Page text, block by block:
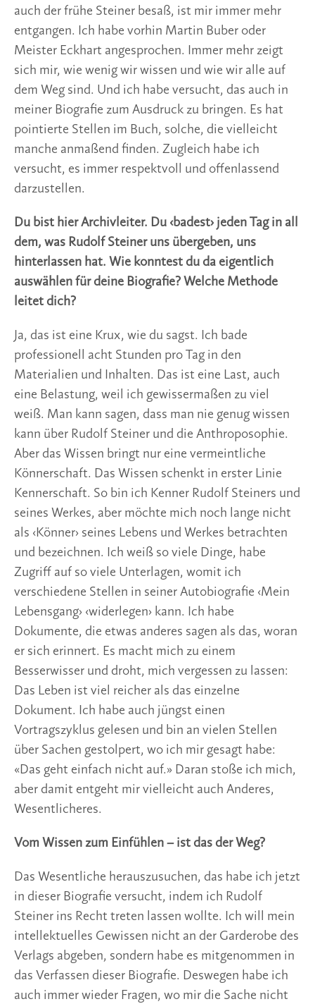
auch der frühe Steiner besaß, ist mir immer mehr
entgangen. Ich habe vorhin Martin Buber oder
Meister Eckhart angesprochen. Immer mehr zeigt
sich mir, wie wenig wir wissen und wie wir alle auf
dem Weg sind. Und ich habe versucht, das auch in
meiner Biografie zum Ausdruck zu bringen. Es hat
pointierte Stellen im Buch, solche, die vielleicht
manche anmaßend finden. Zugleich habe ich
versucht, es immer respektvoll und offenlassend
darzustellen.
Du bist hier Archivleiter. Du ‹badest› jeden Tag in all
dem, was Rudolf Steiner uns übergeben, uns
hinterlassen hat. Wie konntest du da eigentlich
auswählen für deine Biografie? Welche Methode
leitet dich?
Ja, das ist eine Krux, wie du sagst. Ich bade
professionell acht Stunden pro Tag in den
Materialien und Inhalten. Das ist eine Last, auch
eine Belastung, weil ich gewissermaßen zu viel
weiß. Man kann sagen, dass man nie genug wissen
kann über Rudolf Steiner und die Anthroposophie.
Aber das Wissen bringt nur eine vermeintliche
Könnerschaft. Das Wissen schenkt in erster Linie
Kennerschaft. So bin ich Kenner Rudolf Steiners und
seines Werkes, aber möchte mich noch lange nicht
als ‹Könner› seines Lebens und Werkes betrachten
und bezeichnen. Ich weiß so viele Dinge, habe
Zugriff auf so viele Unterlagen, womit ich
verschiedene Stellen in seiner Autobiografie ‹Mein
Lebensgang› ‹widerlegen› kann. Ich habe
Dokumente, die etwas anderes sagen als das, woran
er sich erinnert. Es macht mich zu einem
Besserwisser und droht, mich vergessen zu lassen:
Das Leben ist viel reicher als das einzelne
Dokument. Ich habe auch jüngst einen
Vortragszyklus gelesen und bin an vielen Stellen
über Sachen gestolpert, wo ich mir gesagt habe:
«Das geht einfach nicht auf.» Daran stoße ich mich,
aber damit entgeht mir vielleicht auch Anderes,
Wesentlicheres.
Vom Wissen zum Einfühlen – ist das der Weg?
Das Wesentliche herauszusuchen, das habe ich jetzt
in dieser Biografie versucht, indem ich Rudolf
Steiner ins Recht treten lassen wollte. Ich will mein
intellektuelles Gewissen nicht an der Garderobe des
Verlags abgeben, sondern habe es mitgenommen in
das Verfassen dieser Biografie. Deswegen habe ich
auch immer wieder Fragen, wo mir die Sache nicht